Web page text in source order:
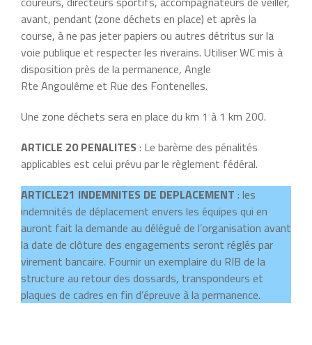
avant, pendant (zone déchets en place) et après la
course, à ne pas jeter papiers ou autres détritus sur la
voie publique et respecter les riverains. Utiliser WC mis à
disposition près de la permanence, Angle
Rte Angoulême et Rue des Fontenelles.
Une zone déchets sera en place du km 1 à 1 km 200.
ARTICLE 20 PENALITES : Le barème des pénalités
applicables est celui prévu par le règlement fédéral.
ARTICLE21 INDEMNITES DE DEPLACEMENT : les
indemnités de déplacement envers les équipes qui en
auront fait la demande au délégué de l’organisation avant
la date de clôture des engagements seront réglés par
virement bancaire. Fournir un exemplaire du RIB de la
structure au retour des dossards, transpondeurs et
plaques de cadres en fin d’épreuve à la permanence.